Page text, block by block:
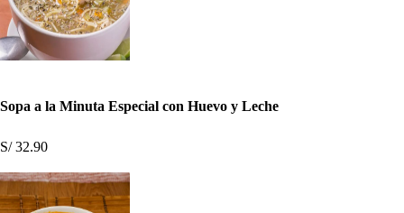
Sopa a la Minuta Especial con Huevo y Leche
S/ 32.90